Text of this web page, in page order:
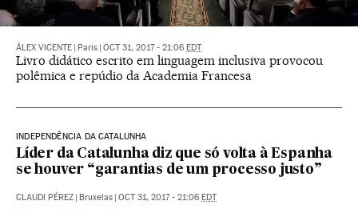
ÁLEX VICENTE Paris OCT 31, 2017 - 21:06 EDT
Livro didático escrito em linguagem inclusiva provocou
polêmica e repúdio da Academia Francesa
INDEPENDÊNCIA DA CATALUNHA
Líder da Catalunha diz que só volta à Espanha
se houver “garantias de um processo justo”
CLAUDI PÉREZ Bruxelas OCT 31, 2017 - 21:06 EDT